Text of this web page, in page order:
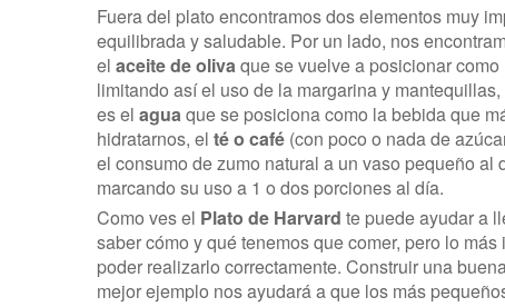
Fuera del plato encontramos dos elementos muy
equilibrada y saludable. Por un lado, nos
el aceite de olivaque se vuelve a posicionar
limitando así el uso de la margarina y
es el aguaque se posiciona como la bebida que
hidratarnos, el té o café (con poco o nada de
el consumo de zumo natural a un vaso pequeño al
marcando su uso a 1 o dos porciones al día.
Como ves el Plato de Harvard te puede ayudar a
saber cómo y qué tenemos que comer, pero lo
poder realizarlo correctamente. Construir una
mejor ejemplo nos ayudará a que los más